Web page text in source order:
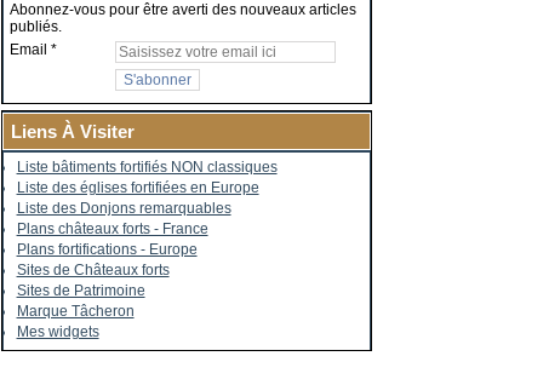
Abonnez-vous pour être averti des nouveaux articles
publiés.
Email
Liens À Visiter
Liste bâtiments fortifiés NON classiques
Liste des églises fortifiées en Europe
Liste des Donjons remarquables
Plans châteaux forts - France
Plans fortifications - Europe
Sites de Châteaux forts
Sites de Patrimoine
Marque Tâcheron
Mes widgets